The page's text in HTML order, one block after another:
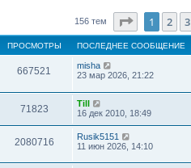
156 тем Страница1
1 2 3
ПРОСМОТРЫ ПОСЛЕДНЕЕ СООБЩЕНИЕ
667521
misha
23 мар 2026, 21:22
71823
Till
16 дек 2010, 18:49
2080716
Rusik5151
11 июн 2026, 14:10